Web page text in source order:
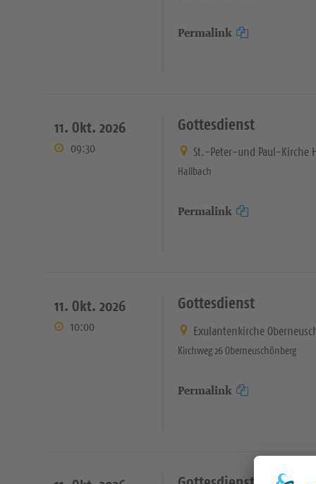
Permalink
11. Okt. 2026
09:30
Gottesdienst
St.-Peter-und Paul-Kirche
Hallbach
Permalink
11. Okt. 2026
10:00
Gottesdienst
Exulantenkirche
Kirchweg 26 Oberneuschönberg
Permalink